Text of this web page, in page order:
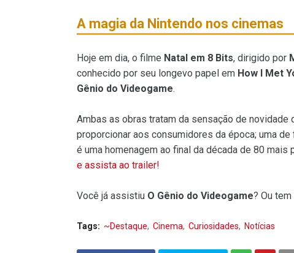
A magia da Nintendo nos cinemas
Hoje em dia, o filme Natal em 8 Bits, dirigido por
conhecido por seu longevo papel em How I Met
Gênio do Videogame.
Ambas as obras tratam da sensação de
proporcionar aos consumidores da época; uma
é uma homenagem ao final da década de 80 mais
e assista ao trailer!
Você já assistiu O Gênio do Videogame? Ou
Tags: ~Destaque Cinema Curiosidades Notícias